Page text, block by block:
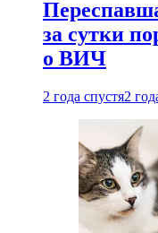
за сутки
о ВИЧ
2 года спустя2